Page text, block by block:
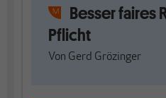
Besser faires
Pflicht
Von Gerd Grözinger